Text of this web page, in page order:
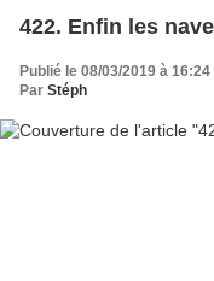
422. Enfin les
Publié le 08/03/2019 à 16:24
Par Stéph